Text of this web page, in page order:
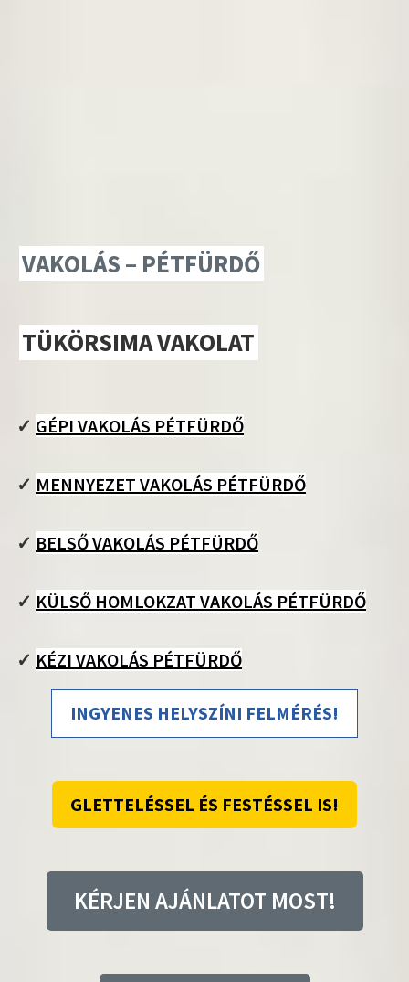
VAKOLÁS – PÉTFÜRDŐ
TÜKÖRSIMA VAKOLAT
✓ GÉPI VAKOLÁS PÉTFÜRDŐ
✓ MENNYEZET VAKOLÁS PÉTFÜRDŐ
✓ BELSŐ VAKOLÁS PÉTFÜRDŐ
✓ KÜLSŐ HOMLOKZAT VAKOLÁS PÉTFÜRDŐ
✓ KÉZI VAKOLÁS PÉTFÜRDŐ
INGYENES HELYSZÍNI FELMÉRÉS!
GLETTELÉSSEL ÉS FESTÉSSEL IS!
KÉRJEN AJÁNLATOT MOST!